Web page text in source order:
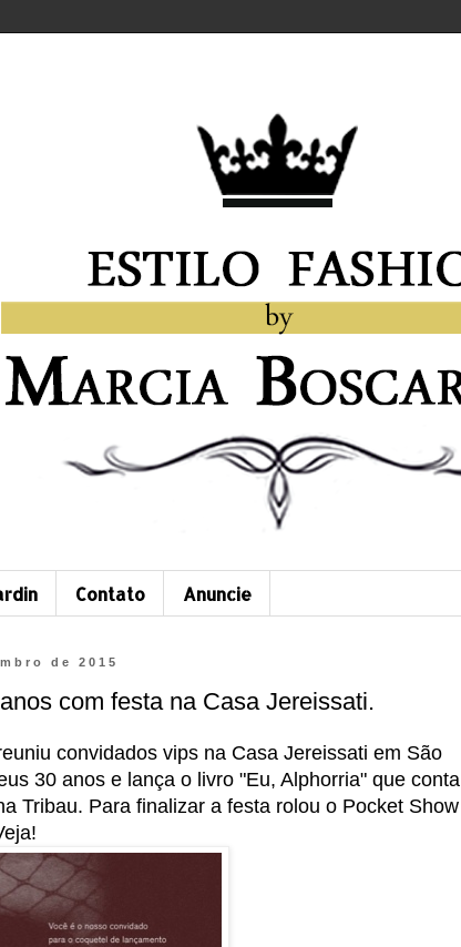
Contato Anuncie
de 2015
com festa na Casa Jereissati.
convidados vips na Casa Jereissati em São
30 anos e lança o livro "Eu, Alphorria" que conta
Tribau. Para finalizar a festa rolou o Pocket Show